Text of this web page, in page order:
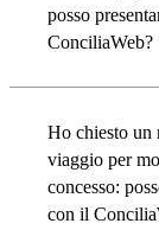
posso
ConciliaWeb?
Ho chiesto un
viaggio per
concesso:
con il